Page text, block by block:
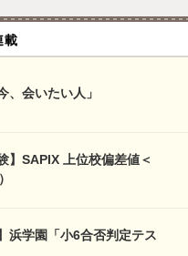
載
、会いたい人」
】SAPIX 上位校偏差値＜
浜学園「小6合否判定テス